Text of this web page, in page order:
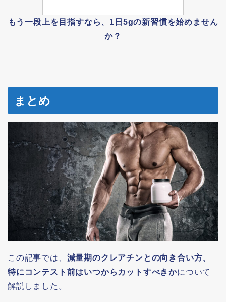
もう一段上を目指すなら、1日5gの新習慣を始めません
か？
まとめ
この記事では、 減量期のクレアチンとの向き合い方、
特にコンテスト前はいつからカットすべきかについて
解説しました。